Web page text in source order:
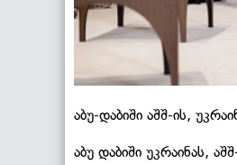
აბუ-დაბიში აშშ-ის,
აბუ დაბიში უკრაინას,